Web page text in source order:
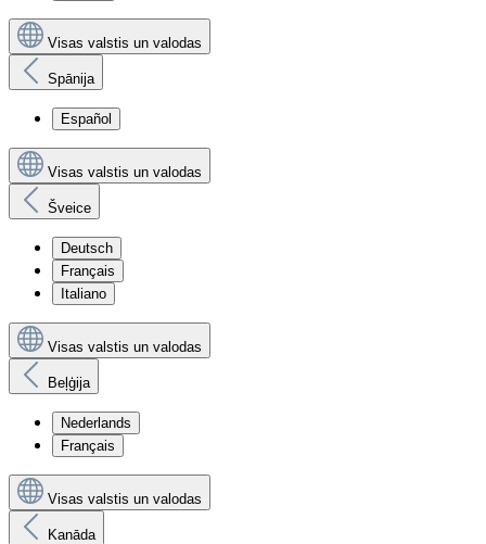
Visas valstis un valodas
Spānija
Español
Visas valstis un valodas
Šveice
Deutsch
Français
Italiano
Visas valstis un valodas
Beļģija
Nederlands
Français
Visas valstis un valodas
Kanāda